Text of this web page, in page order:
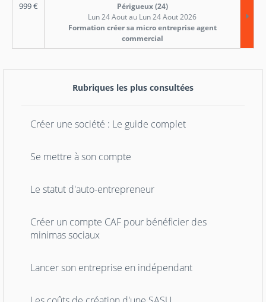
999€
Périgueux (24)
Lun 24 Aout au Lun 24 Aout 2026
Formation créer sa micro entreprise agent
commercial
Rubriques les plus consultées
Créer une société : Le guide complet
Se mettre à son compte
Le statut d'auto-entrepreneur
Créer un compte CAF pour bénéficier des
minimas sociaux
Lancer son entreprise en indépendant